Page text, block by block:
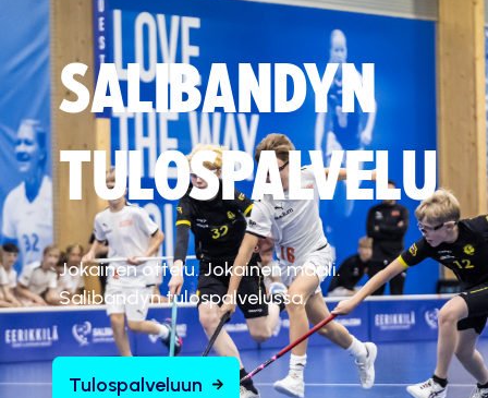
SALIBANDYN
TULOSPALVELU
Jokainen ottelu. Jokainen maali.
Salibandyn tulospalvelussa.
Tulospalveluun